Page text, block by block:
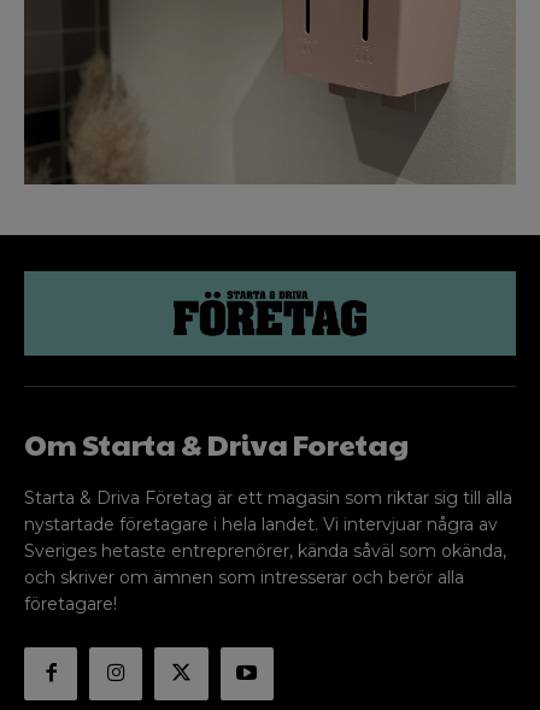
Om Starta & Driva Foretag
Starta & Driva Företag är ett magasin som riktar sig till alla
nystartade företagare i hela landet. Vi intervjuar några av
Sveriges hetaste entreprenörer, kända såväl som okända,
och skriver om ämnen som intresserar och berör alla
företagare!